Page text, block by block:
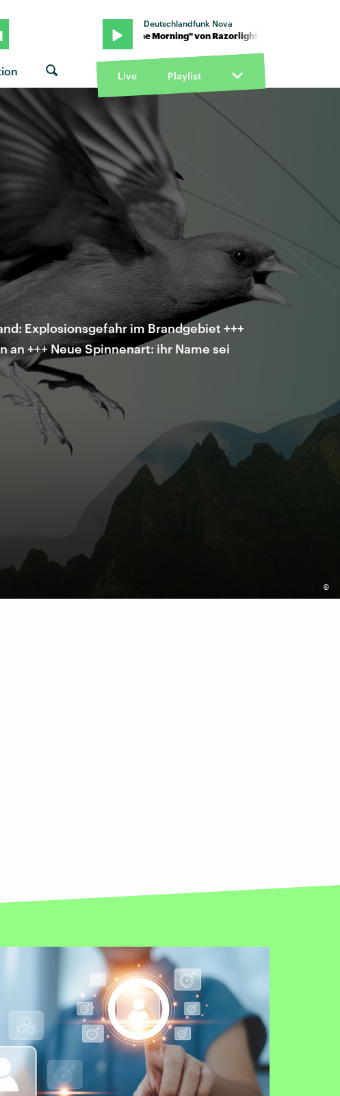
Deutschlandfunk Nova
Razorlight · "In The Morning" von Razorlight · "In The Morning" von
Live Playlist
©
Explosionsgefahr im Brandgebiet +++
+++ Neue Spinnenart: ihr Name sei